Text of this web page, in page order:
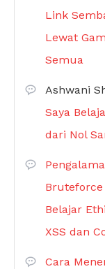
Link
Lewat
Semua
Ashwani
Saya
dari Nol
Bruteforce
Belajar
XSS dan
Cara